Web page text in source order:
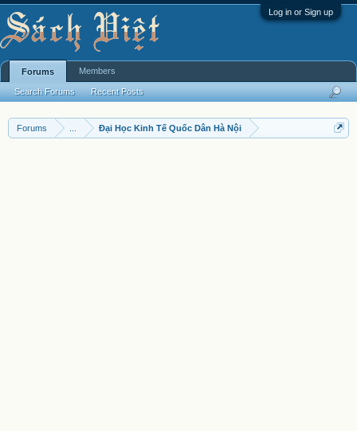
Log in or Sign up
Forums Đại Học Kinh Tế Quốc Dân Hà Nội
Forums
Search Forums Recent Posts
Members